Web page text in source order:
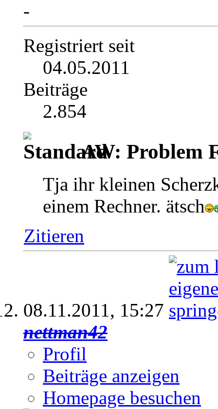
-
Registriert seit
04.05.2011
Beiträge
2.854
AW: Problem
Tja ihr kleinen
einem Rechner. ätsch
Zitieren
08.11.2011, 15:27
nettman42
Profil
Beiträge anzeigen
Homepage besuchen